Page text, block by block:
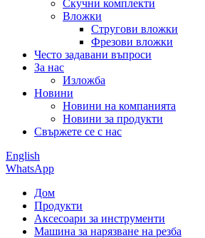
Скучни комплекти
Вложки
Стругови вложки
Фрезови вложки
Често задавани въпроси
За нас
Изложба
Новини
Новини на компанията
Новини за продукти
Свържете се с нас
English
WhatsApp
Дом
Продукти
Аксесоари за инструменти
Машина за нарязване на резба